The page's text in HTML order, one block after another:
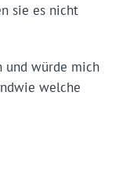
sie es nicht
und würde mich
welche